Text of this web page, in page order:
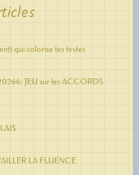
qui colorise tes textes
JEU sur les ACCORDS
LA FLUENCE